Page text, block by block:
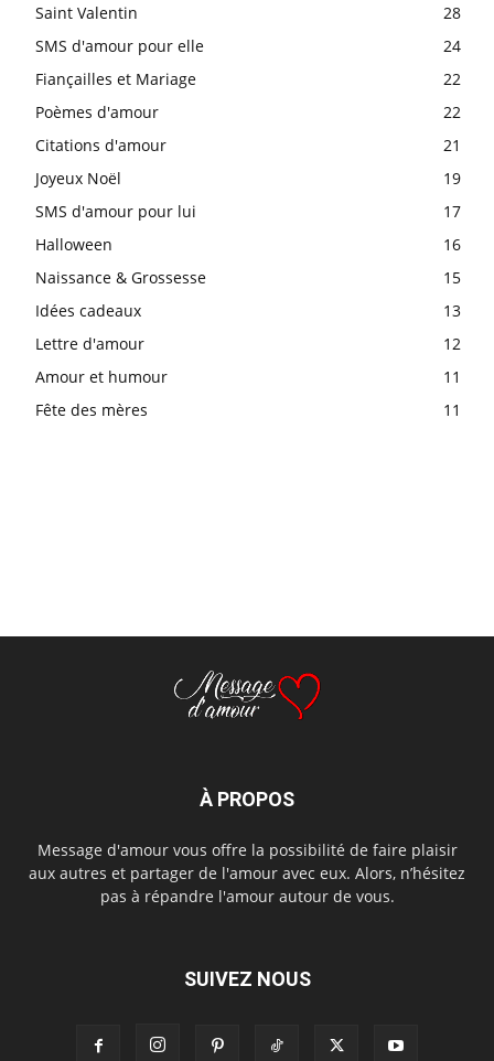
Saint Valentin
28
SMS d'amour pour elle
24
Fiançailles et Mariage
22
Poèmes d'amour
22
Citations d'amour
21
Joyeux Noël
19
SMS d'amour pour lui
17
Halloween
16
Naissance & Grossesse
15
Idées cadeaux
13
Lettre d'amour
12
Amour et humour
11
Fête des mères
11
À PROPOS
Message d'amour vous offre la possibilité de faire plaisir
aux autres et partager de l'amour avec eux. Alors, n’hésitez
pas à répandre l'amour autour de vous.
SUIVEZ NOUS